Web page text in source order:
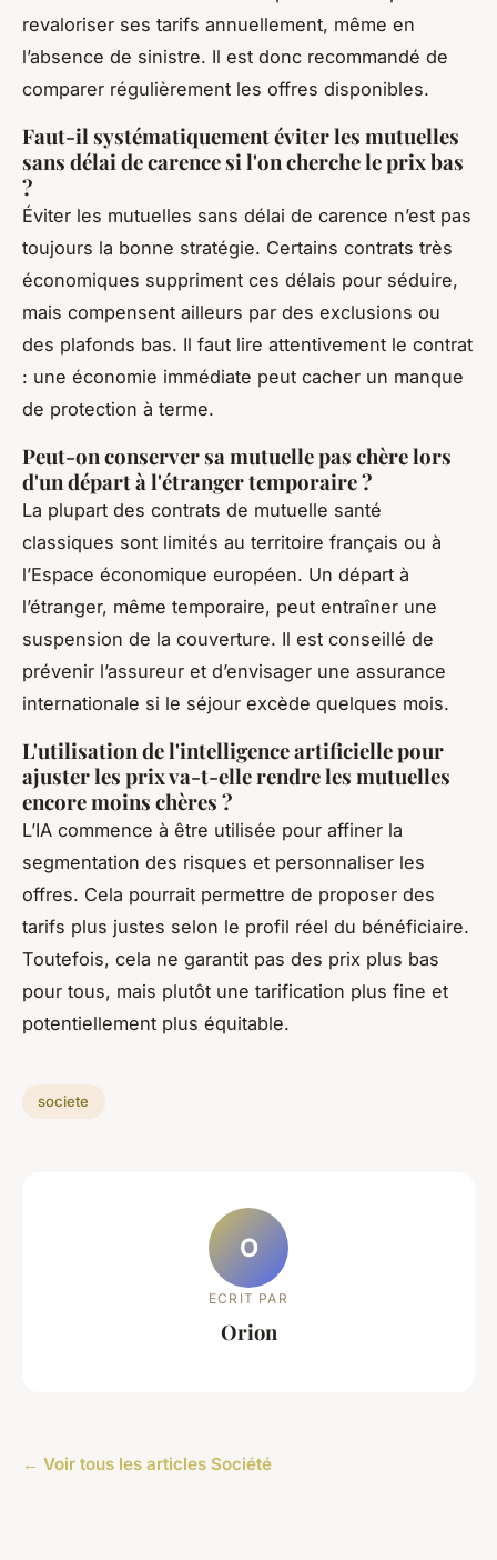
revaloriser ses tarifs annuellement, même en
l’absence de sinistre. Il est donc recommandé de
comparer régulièrement les offres disponibles.
Faut-il systématiquement éviter les mutuelles
sans délai de carence si l'on cherche le prix bas
?
Éviter les mutuelles sans délai de carence n’est pas
toujours la bonne stratégie. Certains contrats très
économiques suppriment ces délais pour séduire,
mais compensent ailleurs par des exclusions ou
des plafonds bas. Il faut lire attentivement le contrat
: une économie immédiate peut cacher un manque
de protection à terme.
Peut-on conserver sa mutuelle pas chère lors
d'un départ à l'étranger temporaire ?
La plupart des contrats de mutuelle santé
classiques sont limités au territoire français ou à
l’Espace économique européen. Un départ à
l’étranger, même temporaire, peut entraîner une
suspension de la couverture. Il est conseillé de
prévenir l’assureur et d’envisager une assurance
internationale si le séjour excède quelques mois.
L'utilisation de l'intelligence artificielle pour
ajuster les prix va-t-elle rendre les mutuelles
encore moins chères ?
L’IA commence à être utilisée pour affiner la
segmentation des risques et personnaliser les
offres. Cela pourrait permettre de proposer des
tarifs plus justes selon le profil réel du bénéficiaire.
Toutefois, cela ne garantit pas des prix plus bas
pour tous, mais plutôt une tarification plus fine et
potentiellement plus équitable.
societe
O
ECRIT PAR
Orion
← Voir tous les articles Société